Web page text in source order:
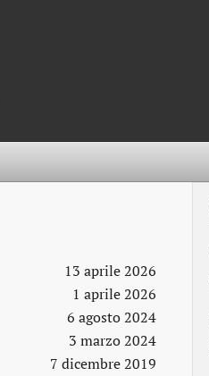
13 aprile 2026
1 aprile 2026
6 agosto 2024
3 marzo 2024
7 dicembre 2019